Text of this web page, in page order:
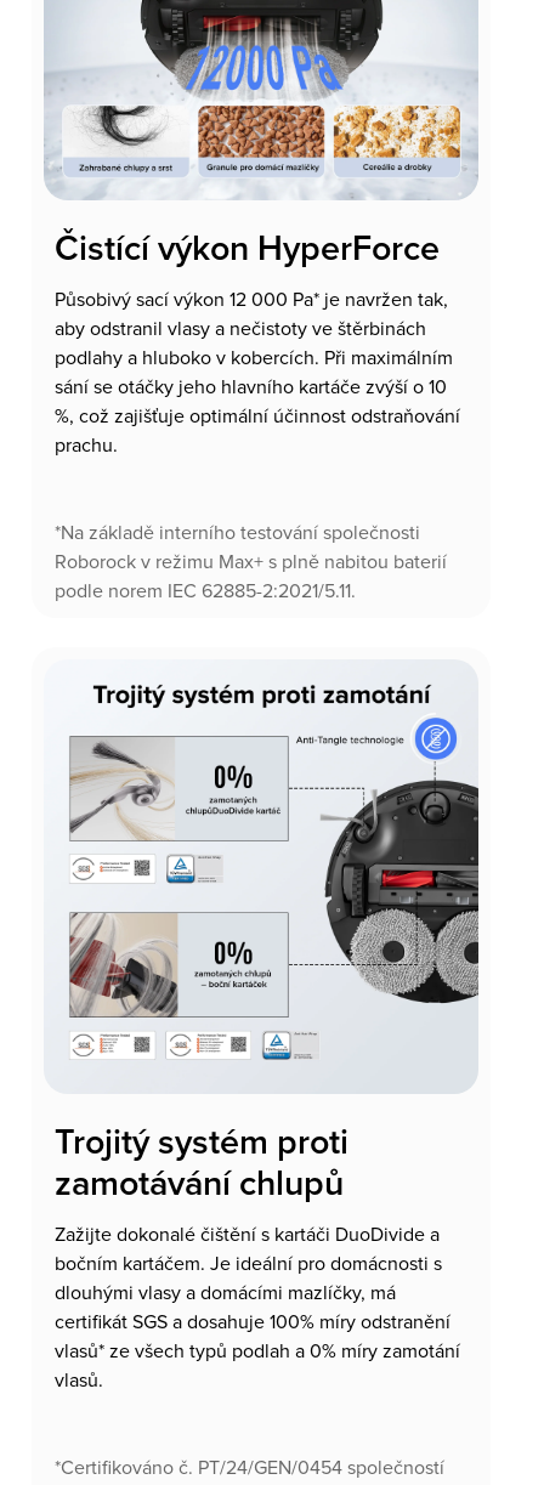
Čistící výkon HyperForce
Působivý sací výkon 12 000 Pa* je navržen tak,
aby odstranil vlasy a nečistoty ve štěrbinách
podlahy a hluboko v kobercích. Při maximálním
sání se otáčky jeho hlavního kartáče zvýší o 10
%, což zajišťuje optimální účinnost odstraňování
prachu.
*Na základě interního testování společnosti
Roborock v režimu Max+ s plně nabitou baterií
podle norem IEC 62885-2:2021/5.11.
Trojitý systém proti
zamotávání chlupů
Zažijte dokonalé čištění s kartáči DuoDivide a
bočním kartáčem. Je ideální pro domácnosti s
dlouhými vlasy a domácími mazlíčky, má
certifikát SGS a dosahuje 100% míry odstranění
vlasů* ze všech typů podlah a 0% míry zamotání
vlasů.
*Certifikováno č. PT/24/GEN/0454 společností